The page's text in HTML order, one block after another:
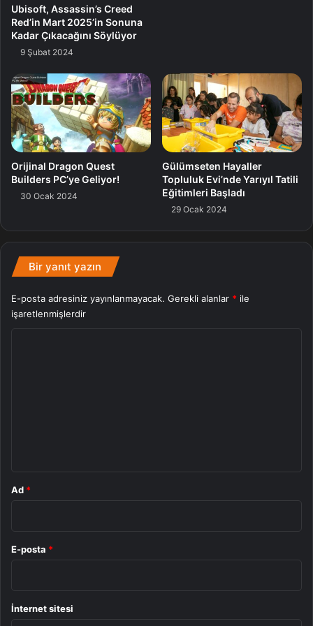
Değeri
Ubisoft, Assassin’s Creed
Red’in Mart 2025’in Sonuna
Kadar Çıkacağını Söylüyor
9 Şubat 2024
Orijinal Dragon Quest
Builders PC’ye Geliyor!
30 Ocak 2024
Gülümseten Hayaller
Topluluk Evi’nde Yarıyıl Tatili
Eğitimleri Başladı
29 Ocak 2024
Bir yanıt yazın
E-posta adresiniz yayınlanmayacak. Gerekli alanlar * ile
işaretlenmişlerdir
Ad *
E-posta *
İnternet sitesi